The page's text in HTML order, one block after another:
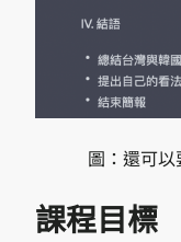
圖：還可
課程目標